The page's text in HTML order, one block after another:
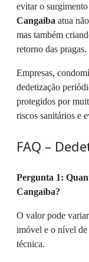
evitar o
Cangaíba atua
mas também
retorno das pragas.
Empresas,
dedetização
protegidos por
riscos sanitários e
FAQ –
Pergunta 1:
Cangaíba?
O valor pode
imóvel e o nível de
técnica.